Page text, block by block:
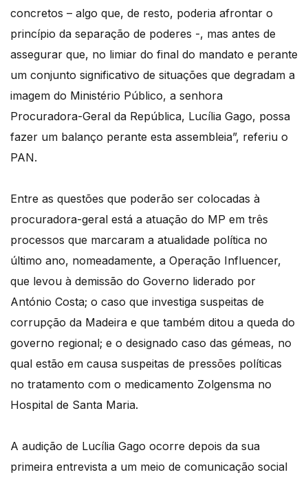
concretos – algo que, de resto, poderia afrontar o
princípio da separação de poderes -, mas antes de
assegurar que, no limiar do final do mandato e perante
um conjunto significativo de situações que degradam a
imagem do Ministério Público, a senhora
Procuradora-Geral da República, Lucília Gago, possa
fazer um balanço perante esta assembleia”, referiu o
PAN.
Entre as questões que poderão ser colocadas à
procuradora-geral está a atuação do MP em três
processos que marcaram a atualidade política no
último ano, nomeadamente, a Operação Influencer,
que levou à demissão do Governo liderado por
António Costa; o caso que investiga suspeitas de
corrupção da Madeira e que também ditou a queda do
governo regional; e o designado caso das gémeas, no
qual estão em causa suspeitas de pressões políticas
no tratamento com o medicamento Zolgensma no
Hospital de Santa Maria.
A audição de Lucília Gago ocorre depois da sua
primeira entrevista a um meio de comunicação social